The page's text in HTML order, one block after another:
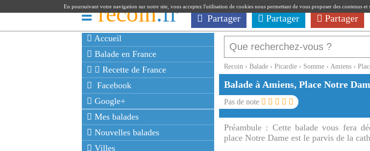
recoin.fr Partager Partager Partager
Accueil
Balade en France
Recette de France
Facebook
Google+
Mes balades
Nouvelles balades
Villes
Recoin › Balade › Picardie › Somme › Amiens ›
Balade à Amiens, Place Notre
Pas de note
Préambule : Cette balade vous fera
place Notre Dame est le parvis de la
En poursuivant votre navigation sur notre site, vous acceptez l'utilisation de cookies nous permettant de vous proposer des contenus et